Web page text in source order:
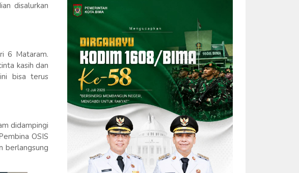
disalurkan
6 Mataram.
kasih dan
bisa terus
didampingi
OSIS
berlangsung